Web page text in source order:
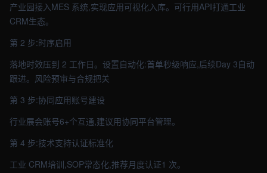
产业园接入MES 系统,实现应用可视化入库。可行用API打通工业
CRM生态。
第 2 步:时序启用
落地时效压到 2 工作日。设置自动化:首单秒级响应,后续Day 3自动
跟进。风险预审与合规把关
第 3 步:协同应用账号建设
行业展会账号6+个互通,建议用协同平台管理。
第 4 步:技术支持认证标准化
工业 CRM培训,SOP常态化,推荐月度认证1 次。